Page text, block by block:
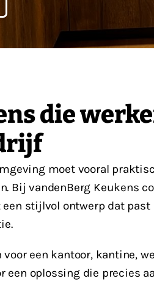
die
moet vooral
Bij vandenBerg Keukens
stijlvol ontwerp dat past
een kantoor, kantine,
een oplossing die precies